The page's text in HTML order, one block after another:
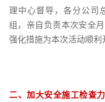
理中心督导，各分公司
组，亲自负责本次安全
强化措施为本次活动顺利
二、加大安全施工检查